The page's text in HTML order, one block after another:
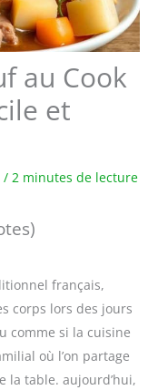
au Cook
et
/ 2 minutes de lecture
français,
corps lors des jours
comme si la cuisine
où l’on partage
la table. aujourd’hui,